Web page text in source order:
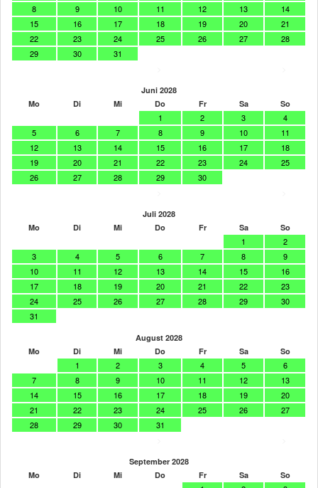
8
9 10 11 12 13
14
15
16 17 18 19 20
21
22
23 24 25 26 27
28
29
30
31
Juni 2028
Mo
Di Mi Do Fr Sa So
1 2 3
4
5
6 7 8 9 10
11
12
13 14 15 16 17
18
19
20 21 22 23 24
25
26
27 28 29
30
Juli 2028
Mo
Di Mi Do Fr Sa So
1
2
3
4 5 6 7 8
9
10
11 12 13 14 15
16
17
18 19 20 21 22
23
24
25 26 27 28 29
30
31
August 2028
Mo
Di Mi Do Fr Sa So
1 2 3 4 5
6
7
8 9 10 11 12
13
14
15 16 17 18 19
20
21
22 23 24 25 26
27
28
29 30
31
September 2028
Mo
Di Mi Do Fr Sa So